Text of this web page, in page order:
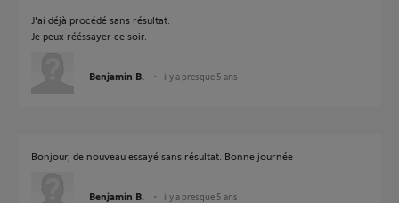
J'ai déjà procédé sans résultat.
Je peux rééssayer ce soir.
Benjamin B. il y a presque 5 ans
Bonjour, de nouveau essayé sans résultat. Bonne journée
Benjamin B. il y a presque 5 ans